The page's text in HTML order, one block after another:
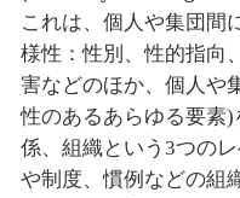
これは、個人や集団間
様性：性別、性的指向
害などのほか、個人や
性のあるあらゆる要素
係、組織という3つの
や制度、慣例などの組